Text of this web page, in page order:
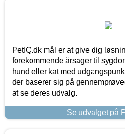
PetIQ.dk mål er at give dig
forekommende årsager til
hund eller kat med
der baserer sig på
at se deres udvalg.
Se udvalget på